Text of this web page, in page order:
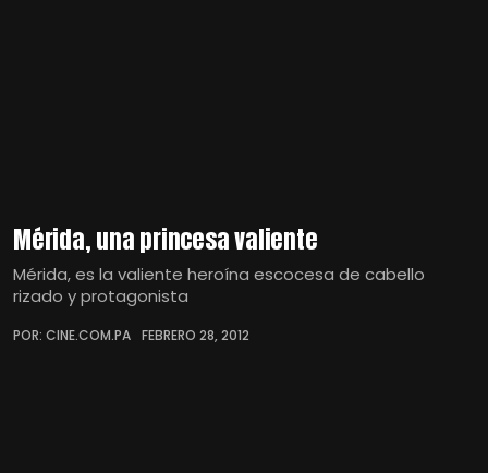
Mérida, una princesa valiente
Mérida, es la valiente heroína escocesa de cabello
rizado y protagonista
POR: CINE.COM.PA FEBRERO 28, 2012